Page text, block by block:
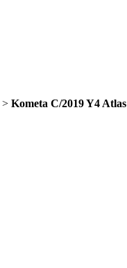
> Kometa C/2019 Y4 Atlas